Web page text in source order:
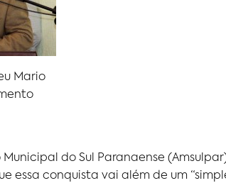
Mario
do Sul Paranaense
essa conquista vai além de um